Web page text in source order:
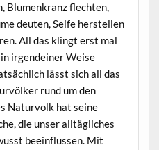
Blumenkranz flechten,
deuten, Seife herstellen
All das klingt erst mal
irgendeiner Weise
lässt sich all das
rund um den
Naturvolk hat seine
die unser alltägliches
beeinflussen. Mit